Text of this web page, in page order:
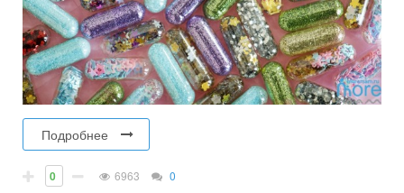
Подробнее
0 6963 0